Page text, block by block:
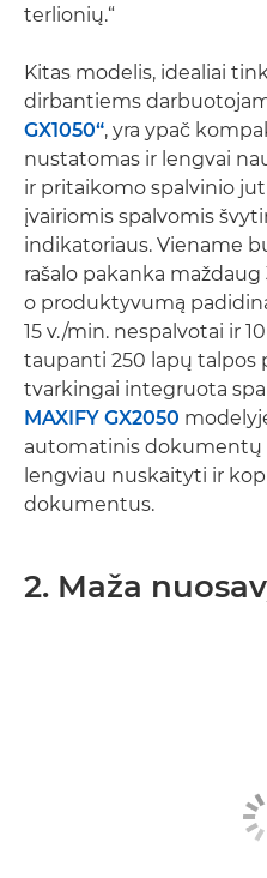
terlionių.“
Kitas modelis, idealiai
dirbantiems
GX1050“, yra ypač
nustatomas ir lengvai
ir pritaikomo spalvinio
įvairiomis spalvomis
indikatoriaus. Viename
rašalo pakanka
o produktyvumą
15 v./min. nespalvotai ir
taupanti 250 lapų talpos
tvarkingai integruota
MAXIFY GX2050
automatinis dokumentų
lengviau nuskaityti ir
dokumentus.
2. Maža